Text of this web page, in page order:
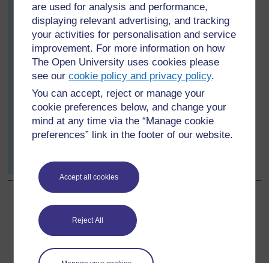
are used for analysis and performance,
displaying relevant advertising, and tracking
your activities for personalisation and service
improvement. For more information on how
The Open University uses cookies please
see ourcookie policy and privacy policy.
You can accept, reject or manage your
cookie preferences below, and change your
mind at any time via the “Manage cookie
preferences” link in the footer of our website.
Accept all cookies
Reject All
Précédent
Précédent
Ressource 3 : Disques de fractions